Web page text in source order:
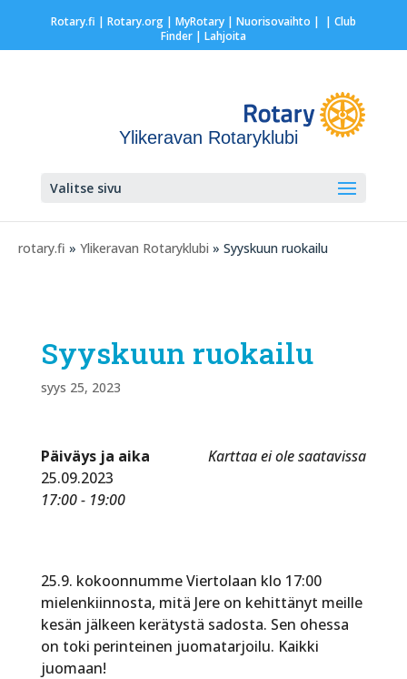
Rotary.fi | Rotary.org| MyRotary | Nuorisovaihto | | Club
Finder| Lahjoita
Ylikeravan Rotaryklubi
Valitse sivu
rotary.fi » Ylikeravan Rotaryklubi » Syyskuun ruokailu
Syyskuun ruokailu
syys 25, 2023
Karttaa ei ole saatavissa
Päiväys ja aika
25.09.2023
17:00 - 19:00
25.9. kokoonnumme Viertolaan klo 17:00
mielenkiinnosta, mitä Jere on kehittänyt meille
kesän jälkeen kerätystä sadosta. Sen ohessa
on toki perinteinen juomatarjoilu. Kaikki
juomaan!